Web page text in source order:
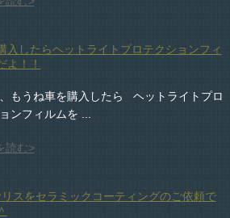
入したらヘットライトプロテクションフィ
よ！！
もうね車を購入したら ヘットライトプロ
ンフィルムを ...
読む>
スをセラミックコーティングのご依頼で